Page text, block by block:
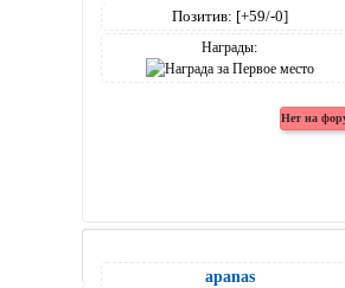
Позитив: [+59/-0]
Награды:
apanas